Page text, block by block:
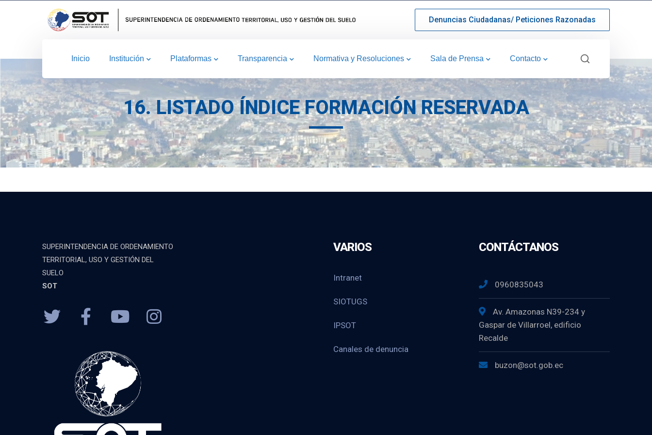
Denuncias Ciudadanas/ Peticiones Razonadas
Inicio Institución Plataformas Transparencia Normativa y Resoluciones Sala de Prensa Contacto
16. LISTADO ÍNDICE FORMACIÓN RESERVADA
SUPERINTENDENCIA DE ORDENAMIENTO
TERRITORIAL, USO Y GESTIÓN DEL
SUELO
SOT
VARIOS
Intranet
SIOTUGS
IPSOT
Canales de denuncia
CONTÁCTANOS
0960835043
Av. Amazonas N39-234 y
Gaspar de Villarroel, edificio
Recalde
buzon@sot.gob.ec